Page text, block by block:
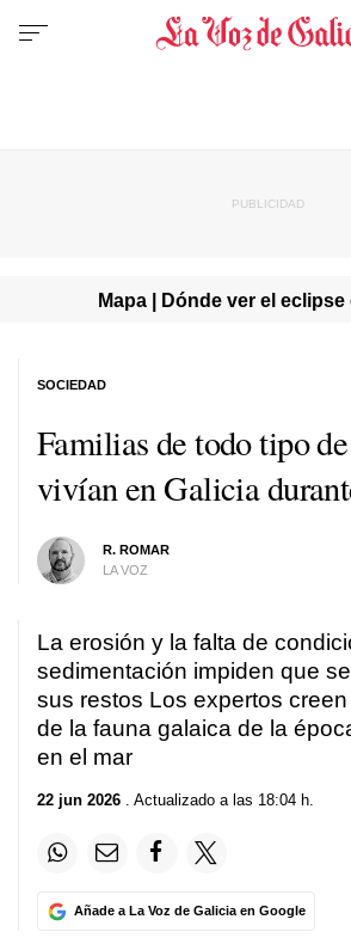
Mapa | Dónde ver el eclipse
Familias de todo tipo
vivían en Galicia
R. ROMAR
LA VOZ
SOCIEDAD
La erosión y la falta de
sedimentación impiden que
sus restos Los expertos
de la fauna galaica de la
en el mar
22 jun 2026 . Actualizado a las 18:04 h.
Añade a La Voz de Galicia en Google